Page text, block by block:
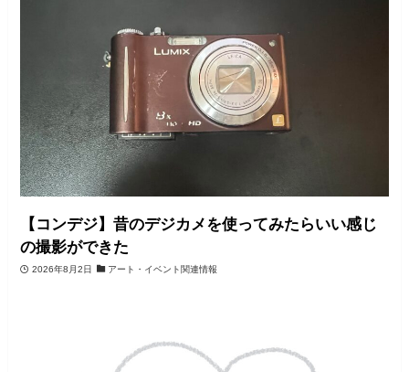
【コンデジ】昔のデジカメを使ってみたらいい感じ
の撮影ができた
2026年8月2日 アート・イベント関連情報